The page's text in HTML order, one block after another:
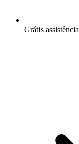
Grátis assistência